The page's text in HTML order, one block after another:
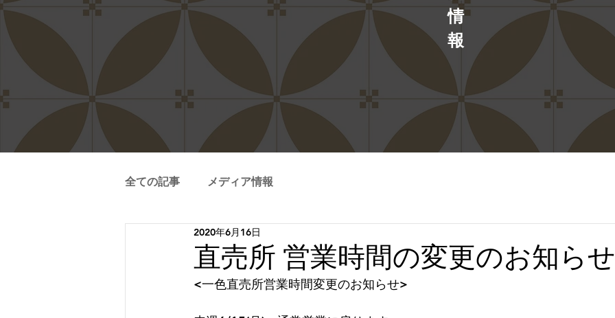
情
報
全ての記事 メディア情報
直売所 営業時間の変更のお知らせ
2020年6月16日
<一色直売所営業時間変更のお知らせ>